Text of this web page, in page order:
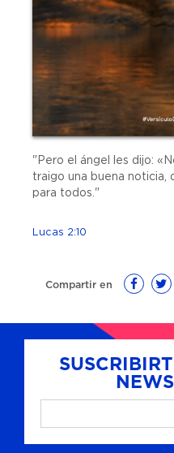
"Pero el ángel les dijo:
traigo una buena noticia,
para todos."
Lucas 2:10
Compartir en